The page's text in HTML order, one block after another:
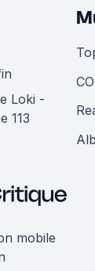
Loki -
113
mobile